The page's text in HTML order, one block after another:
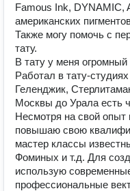
Famous Ink, DYNAMIC,
американских
Также могу помочь с
тату.
В тату у меня
Работал в тату-
Геленджик,
Москвы до Урала есть
Несмотря на свой опыт
повышаю свою
мастер классы
Фоминых и т.д. Для
использую
профессиональные